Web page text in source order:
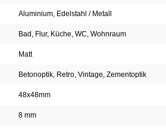
Aluminium , Edelstahl / Metall
Bad , Flur, Küche , WC , Wohnraum
Matt
Betonoptik , Retro , Vintage , Zementoptik
48x48mm
8 mm